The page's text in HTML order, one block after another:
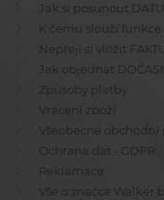
Jak si posunout
K čemu slouží funkce
Nepřeji si vložit
Jak objednat
Způsoby platby
Vrácení zboží
Všeobecné
Ochrana dat - GDPR
Reklamace
Vše o značce Walker